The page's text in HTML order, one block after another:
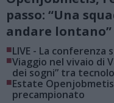
passo: “Una
andare lontano”
■LIVE - La
■Viaggio nel vivaio di
dei sogni” tra
■Estate
precampionato